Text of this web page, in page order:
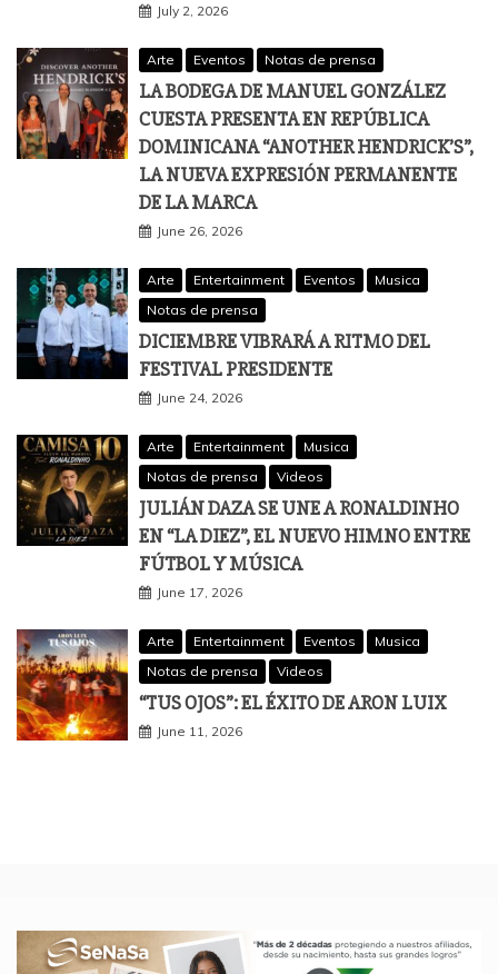
July 2, 2026
Arte Eventos Notas de prensa
LA BODEGA DE MANUEL GONZÁLEZ
CUESTA PRESENTA EN REPÚBLICA
DOMINICANA “ANOTHER HENDRICK’S”,
LA NUEVA EXPRESIÓN PERMANENTE
DE LA MARCA
June 26, 2026
Arte Entertainment Eventos
Musica
Notas de prensa
DICIEMBRE VIBRARÁ A RITMO DEL
FESTIVAL PRESIDENTE
June 24, 2026
Arte Entertainment
Musica
Notas de prensa
Videos
JULIÁN DAZA SE UNE A RONALDINHO
EN “LA DIEZ”, EL NUEVO HIMNO ENTRE
FÚTBOL Y MÚSICA
June 17, 2026
Arte Entertainment Eventos
Musica
Notas de prensa
Videos
“TUS OJOS”: EL ÉXITO DE ARON LUIX
June 11, 2026